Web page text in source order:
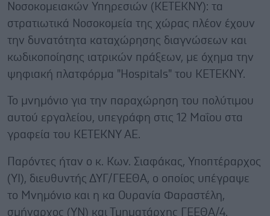
Νοσοκομειακών Υπηρεσιών (ΚΕΤΕΚΝΥ): τα
στρατιωτικά Νοσοκομεία της χώρας πλέον έχουν
την δυνατότητα καταχώρησης διαγνώσεων και
κωδικοποίησης ιατρικών πράξεων, με όχημα την
ψηφιακή πλατφόρμα "Hospitals" του KETEKNY.
Το μνημόνιο για την παραχώρηση του πολύτιμου
αυτού εργαλείου, υπεγράφη στις 12 Μαΐου στα
γραφεία του ΚΕΤΕΚΝΥ ΑΕ.
Παρόντες ήταν ο κ. Κων. Σιαφάκας, Υποπτέραρχος
(ΥΙ), διευθυντής ΔΥΓ/ΓΕΕΘΑ, ο οποίος υπέγραψε
το Μνημόνιο και η κα Ουρανία Φαραστέλη,
σμήναρχος (ΥΝ) και Τμηματάρχης ΓΕΕΘΑ/4.